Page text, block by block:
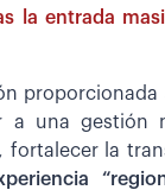
la entrada
proporcionada
a una gestión
fortalecer la